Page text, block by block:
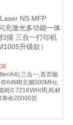
NS MFP
充激光多功能一体
描 三合一打印机
升级款）
A4),三合一,首页输
64MB主频500MHz,
耗0.721KWH/周,耗材
寿命20000页